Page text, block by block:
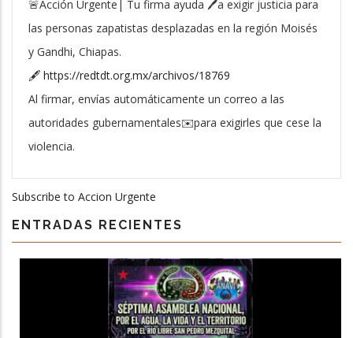
🚨Acción Urgente| Tu firma ayuda 🖊️a exigir justicia para
las personas zapatistas desplazadas en la región Moisés
y Gandhi, Chiapas.
🖋️ https://redtdt.org.mx/archivos/18769
Al firmar, envías automáticamente un correo a las
autoridades gubernamentales✉️para exigirles que cese la
violencia.
Subscribe to Accion Urgente
ENTRADAS RECIENTES